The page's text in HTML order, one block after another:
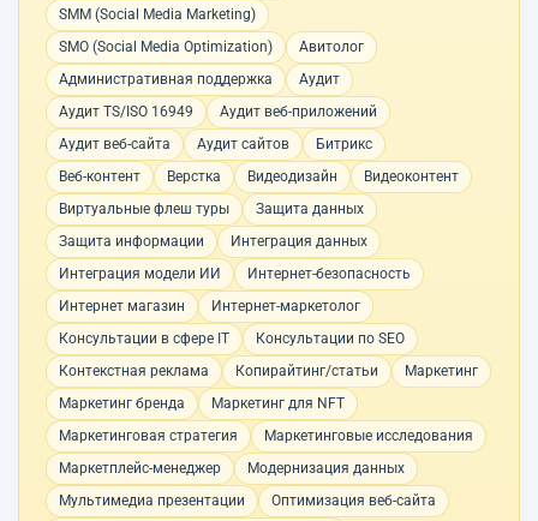
SMM (Social Media Marketing)
SMO (Social Media Optimization)
Авитолог
Административная поддержка
Аудит
Аудит TS/ISO 16949
Аудит веб-приложений
Аудит веб-сайта
Аудит сайтов
Битрикс
Веб-контент
Верстка Видеодизайн
Видеоконтент
Виртуальные флеш туры
Защита данных
Защита информации
Интеграция данных
Интеграция модели ИИ
Интернет-безопасность
Интернет магазин
Интернет-маркетолог
Консультации в сфере IT
Консультации по SEO
Контекстная реклама
Копирайтинг/статьи
Маркетинг
Маркетинг бренда
Маркетинг для NFT
Маркетинговая стратегия
Маркетинговые исследования
Маркетплейс-менеджер
Модернизация данных
Мультимедиа презентации
Оптимизация веб-сайта